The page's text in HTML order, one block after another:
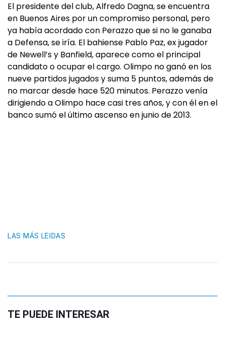
El presidente del club, Alfredo Dagna, se encuentra
en Buenos Aires por un compromiso personal, pero
ya había acordado con Perazzo que si no le ganaba
a Defensa, se iría. El bahiense Pablo Paz, ex jugador
de Newell’s y Banfield, aparece como el principal
candidato o ocupar el cargo. Olimpo no ganó en los
nueve partidos jugados y suma 5 puntos, además de
no marcar desde hace 520 minutos. Perazzo venía
dirigiendo a Olimpo hace casi tres años, y con él en el
banco sumó el último ascenso en junio de 2013.
LAS MÁS LEIDAS
TE PUEDE INTERESAR